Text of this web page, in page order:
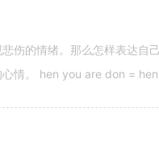
伤的情绪。那么怎样表达自
情。 hen you are don =